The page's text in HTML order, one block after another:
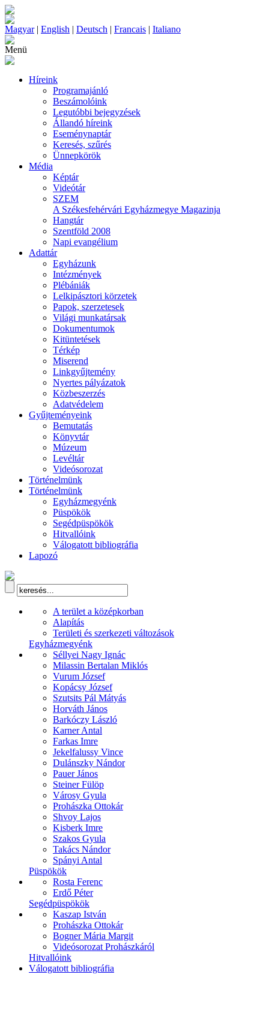
Magyar| English | Deutsch | Francais | Italiano
Menü
Híreink
Programajánló
Beszámolóink
Legutóbbi bejegyzések
Állandó híreink
Eseménynaptár
Keresés, szűrés
Ünnepkörök
Média
Képtár
Videótár
SZEM
A Székesfehérvári Egyházmegye Magazinja
Hangtár
Szentföld 2008
Napi evangélium
Adattár
Egyházunk
Intézmények
Plébániák
Lelkipásztori körzetek
Papok, szerzetesek
Világi munkatársak
Dokumentumok
Kitüntetések
Térkép
Miserend
Linkgyűjtemény
Nyertes pályázatok
Közbeszerzés
Adatvédelem
Gyűjteményeink
Bemutatás
Könyvtár
Múzeum
Levéltár
Videósorozat
Történelmünk
Történelmünk
Egyházmegyénk
Püspökök
Segédpüspökök
Hitvallóink
Válogatott bibliográfia
Lapozó
A terület a középkorban
Alapítás
Területi és szerkezeti változások
Egyházmegyénk
Séllyei Nagy Ignác
Milassin Bertalan Miklós
Vurum József
Kopácsy József
Szutsits Pál Mátyás
Horváth János
Barkóczy László
Karner Antal
Farkas Imre
Jekelfalussy Vince
Dulánszky Nándor
Pauer János
Steiner Fülöp
Városy Gyula
Prohászka Ottokár
Shvoy Lajos
Kisberk Imre
Szakos Gyula
Takács Nándor
Spányi Antal
Püspökök
Rosta Ferenc
Erdő Péter
Segédpüspökök
Kaszap István
Prohászka Ottokár
Bogner Mária Margit
Videósorozat Prohászkáról
Hitvallóink
Válogatott bibliográfia